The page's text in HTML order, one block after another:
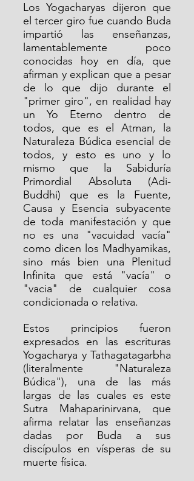
Los Yogacharyas dijeron que
el tercer giro fue cuando Buda
impartió las enseñanzas,
lamentablemente poco
conocidas hoy en día, que
afirman y explican que a pesar
de lo que dijo durante el
"primer giro", en realidad hay
un Yo Eterno dentro de
todos, que es el Atman, la
Naturaleza Búdica esencial de
todos, y esto es uno y lo
mismo que la Sabiduría
Primordial Absoluta (Adi-
Buddhi) que es la Fuente,
Causa y Esencia subyacente
de toda manifestación y que
no es una "vacuidad vacía"
como dicen los Madhyamikas,
sino más bien una Plenitud
Infinita que está "vacía" o
"vacia" de cualquier cosa
condicionada o relativa.
Estos principios fueron
expresados en las escrituras
Yogacharya y Tathagatagarbha
(literalmente "Naturaleza
Búdica"), una de las más
largas de las cuales es este
Sutra Mahaparinirvana, que
afirma relatar las enseñanzas
dadas por Buda a sus
discípulos en vísperas de su
muerte física.